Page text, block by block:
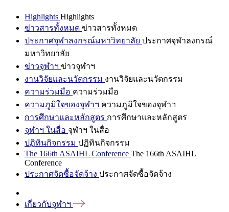
Highlights Highlights
ข่าวสารทั้งหมด ข่าวสารทั้งหมด
ประกาศจุฬาลงกรณ์มหาวิทยาลัย ประกาศจุฬาลงกรณ์
มหาวิทยาลัย
ข่าวจุฬาฯ ข่าวจุฬาฯ
งานวิจัยและนวัตกรรม งานวิจัยและนวัตกรรม
ความร่วมมือ ความร่วมมือ
ความภูมิใจของจุฬาฯ ความภูมิใจของจุฬาฯ
การศึกษาและหลักสูตร การศึกษาและหลักสูตร
จุฬาฯ ในสื่อ จุฬาฯ ในสื่อ
ปฏิทินกิจกรรม ปฏิทินกิจกรรม
The 166th ASAIHL Conference The 166th ASAIHL
Conference
ประกาศจัดซื้อจัดจ้าง ประกาศจัดซื้อจัดจ้าง
เกี่ยวกับจุฬาฯ